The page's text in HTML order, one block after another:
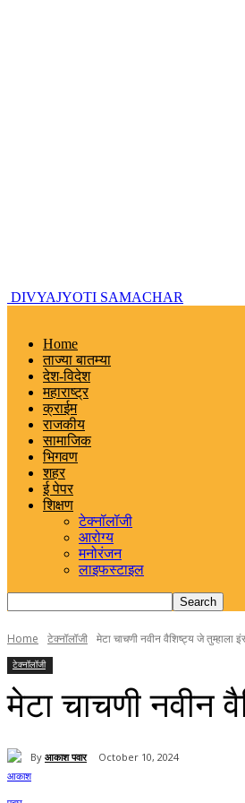
DIVYAJYOTI SAMACHAR
Home
ताज्या बातम्या
देश-विदेश
महाराष्ट्र
क्राईम
राजकीय
सामाजिक
भिगवण
शहर
ई पेपर
शिक्षण
टेक्नॉलॉजी
आरोग्य
मनोरंजन
लाइफस्टाइल
Home टेक्नॉलॉजी मेटा चाचणी नवीन वैशिष्ट्य जे तुम्हाला
टेक्नॉलॉजी
मेटा चाचणी नवीन
By आकाश पवार October 10, 2024